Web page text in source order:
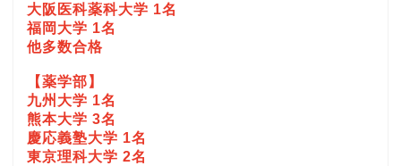
大阪医科薬科大学 1名
福岡大学 1名
他多数合格
【薬学部】
九州大学 1名
熊本大学 3名
慶応義塾大学 1名
東京理科大学 2名